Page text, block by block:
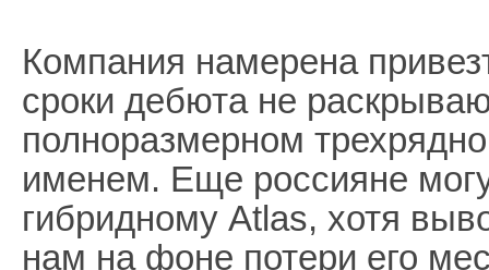
Компания намерена
сроки дебюта не
полноразмерном
именем. Еще россияне
гибридному Atlas, хотя
нам на фоне потери его